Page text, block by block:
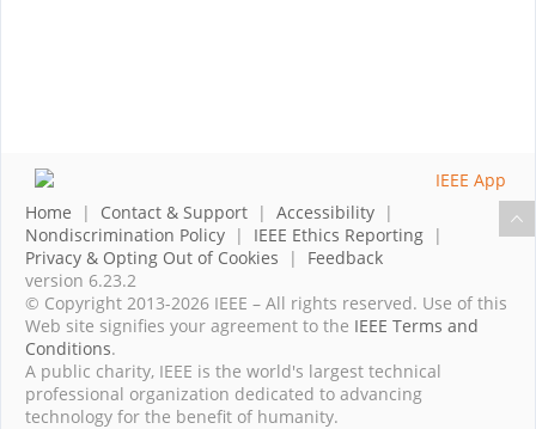
Home | Contact & Support | Accessibility |
Nondiscrimination Policy | IEEE Ethics Reporting |
Privacy & Opting Out of Cookies | Feedback
version 6.23.2
© Copyright 2013-2026 IEEE – All rights reserved. Use of this
Web site signifies your agreement to the IEEE Terms and
Conditions.
A public charity, IEEE is the world's largest technical
professional organization dedicated to advancing
technology for the benefit of humanity.